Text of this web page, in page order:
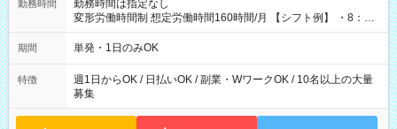
勤務時間
勤務時間は指定なし
変形労働時間制 想定労働時間160時間/月 【シフト例】 ・8：00
～21：00
期間 単発・1日のみOK
特徴
週1日からOK / 日払いOK / 副業・WワークOK / 10名以上の大量
募集